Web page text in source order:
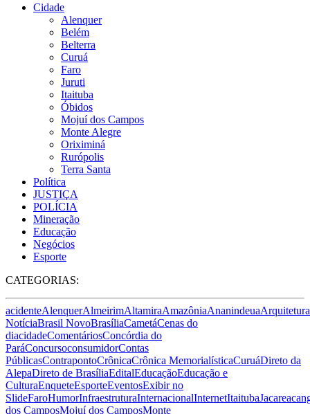
Cidade
Alenquer
Belém
Belterra
Curuá
Faro
Juruti
Itaituba
Óbidos
Mojuí dos Campos
Monte Alegre
Oriximiná
Rurópolis
Terra Santa
Política
JUSTIÇA
POLÍCIA
Mineração
Educação
Negócios
Esporte
CATEGORIAS:
acidenteAlenquerAlmeirimAltamiraAmazôniaAnanindeuaArquitetura
NotíciaBrasil NovoBrasíliaCametáCenas do
diacidadeComentáriosConcórdia do
ParáConcursoconsumidorContas
PúblicasContrapontoCrônicaCrônica MemorialísticaCuruáDireto da
AlepaDireto de BrasíliaEditalEducaçãoEducação e
CulturaEnqueteEsporteEventosExibir no
SlideFaroHumorInfraestruturaInternacionalInternetItaituba
dos CamposMojuí dos CamposMonte